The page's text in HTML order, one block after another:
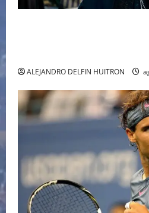
ALEJANDRO DELFIN HUITRON